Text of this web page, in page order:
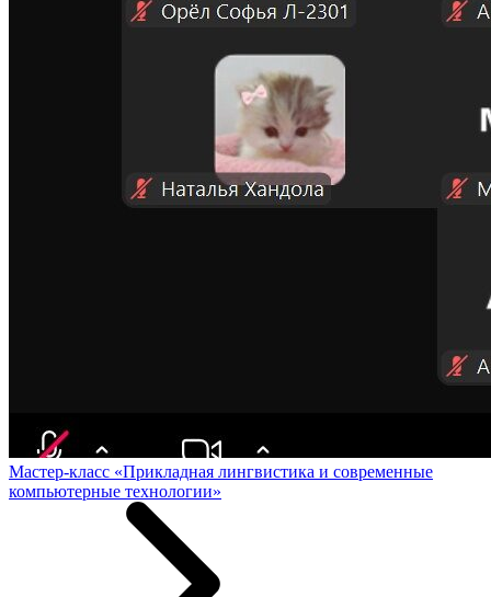
Мастер-класс «Прикладная лингвистика и современные
компьютерные технологии»